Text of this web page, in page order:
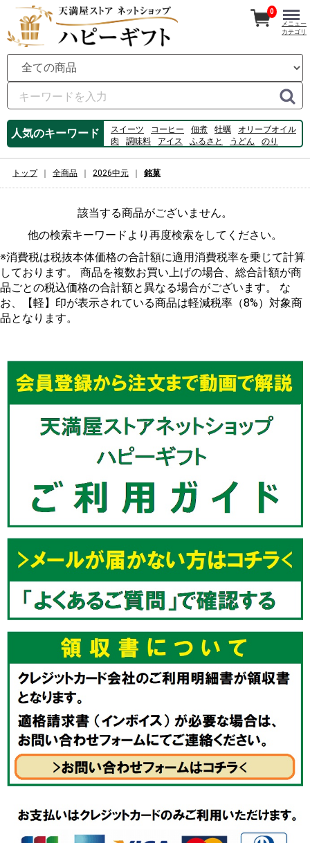
人気のキーワード スイーツ コーヒー 佃煮 牡蠣
オリーブオイル
肉
調味料 アイス ふるさと うどん
のり
0
メニュー
カテゴリ
トップ 全商品 2026中元 銘菓
該当する商品がございません。
他の検索キーワードより再度検索をしてください。
※消費税は税抜本体価格の合計額に適用消費税率を乗じて計算
しております。 商品を複数お買い上げの場合、総合計額が商
品ごとの税込価格の合計額と異なる場合がございます。 な
お、【軽】印が表示されている商品は軽減税率（8%）対象商
品となります。